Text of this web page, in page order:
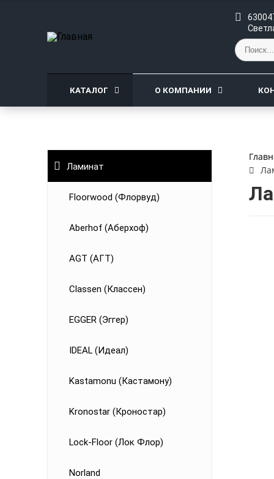
КАТАЛОГ О КОМПАНИИ
Ламинат
Floorwood (Флорвуд)
Aberhof (Аберхоф)
AGT (АГТ)
Classen (Классен)
EGGER (Эггер)
IDEAL (Идеал)
Kastamonu (Кастамону)
Kronostar (Кроностар)
Lock-Floor (Лок Флор)
Norland